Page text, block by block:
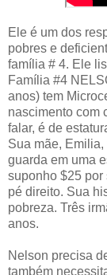
Ele é um dos
pobres e
família # 4. Ele
Família #4
anos) tem
nascimento com
falar, é de
Sua mãe,
guarda em uma
suponho $25 por
pé direito. Sua
pobreza. Três
anos.
Nelson precisa
também